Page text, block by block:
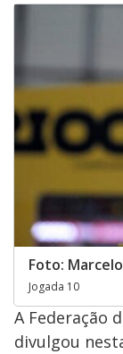
Foto:
Jogada 10
A Federação
divulgou